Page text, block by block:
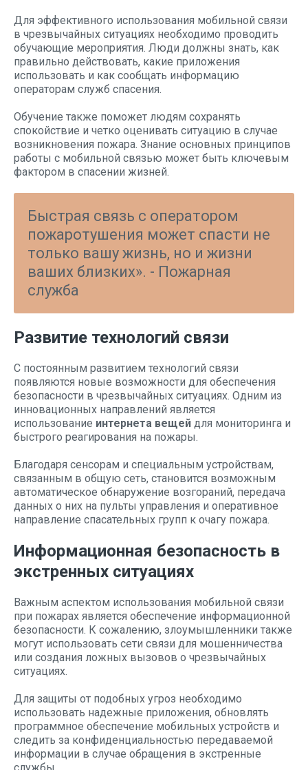
Для эффективного использования мобильной связи
в чрезвычайных ситуациях необходимо проводить
обучающие мероприятия. Люди должны знать, как
правильно действовать, какие приложения
использовать и как сообщать информацию
операторам служб спасения.
Обучение также поможет людям сохранять
спокойствие и четко оценивать ситуацию в случае
возникновения пожара. Знание основных принципов
работы с мобильной связью может быть ключевым
фактором в спасении жизней.
Быстрая связь с оператором
пожаротушения может спасти не
только вашу жизнь, но и жизни
ваших близких». - Пожарная
служба
Развитие технологий связи
С постоянным развитием технологий связи
появляются новые возможности для обеспечения
безопасности в чрезвычайных ситуациях. Одним из
инновационных направлений является
использование интернета вещей для мониторинга и
быстрого реагирования на пожары.
Благодаря сенсорам и специальным устройствам,
связанным в общую сеть, становится возможным
автоматическое обнаружение возгораний, передача
данных о них на пульты управления и оперативное
направление спасательных групп к очагу пожара.
Информационная безопасность в
экстренных ситуациях
Важным аспектом использования мобильной связи
при пожарах является обеспечение информационной
безопасности. К сожалению, злоумышленники также
могут использовать сети связи для мошенничества
или создания ложных вызовов о чрезвычайных
ситуациях.
Для защиты от подобных угроз необходимо
использовать надежные приложения, обновлять
программное обеспечение мобильных устройств и
следить за конфиденциальностью передаваемой
информации в случае обращения в экстренные